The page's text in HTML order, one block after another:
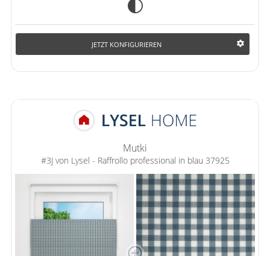
JETZT KONFIGURIEREN
Mutki
#3J von Lysel - Raffrollo professional in blau 37925